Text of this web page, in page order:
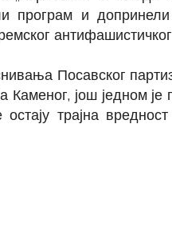
програм и
Посавског
још једном
трајна